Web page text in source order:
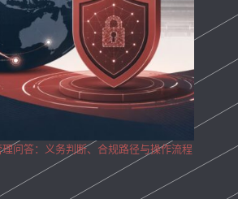
问答：义务判断、合规路径与操作流程